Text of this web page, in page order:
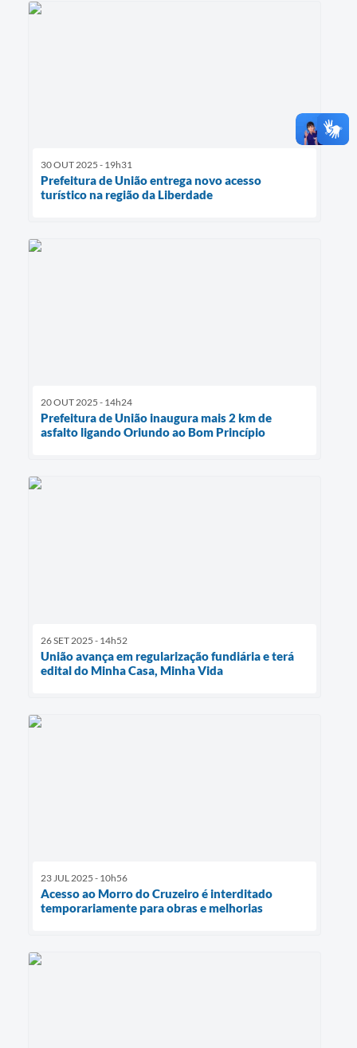
30 OUT 2025 - 19h31
Prefeitura de União entrega novo acesso
turístico na região da Liberdade
20 OUT 2025 - 14h24
Prefeitura de União inaugura mais 2 km de
asfalto ligando Oriundo ao Bom Princípio
26 SET 2025 - 14h52
União avança em regularização fundiária e terá
edital do Minha Casa, Minha Vida
23 JUL 2025 - 10h56
Acesso ao Morro do Cruzeiro é interditado
temporariamente para obras e melhorias